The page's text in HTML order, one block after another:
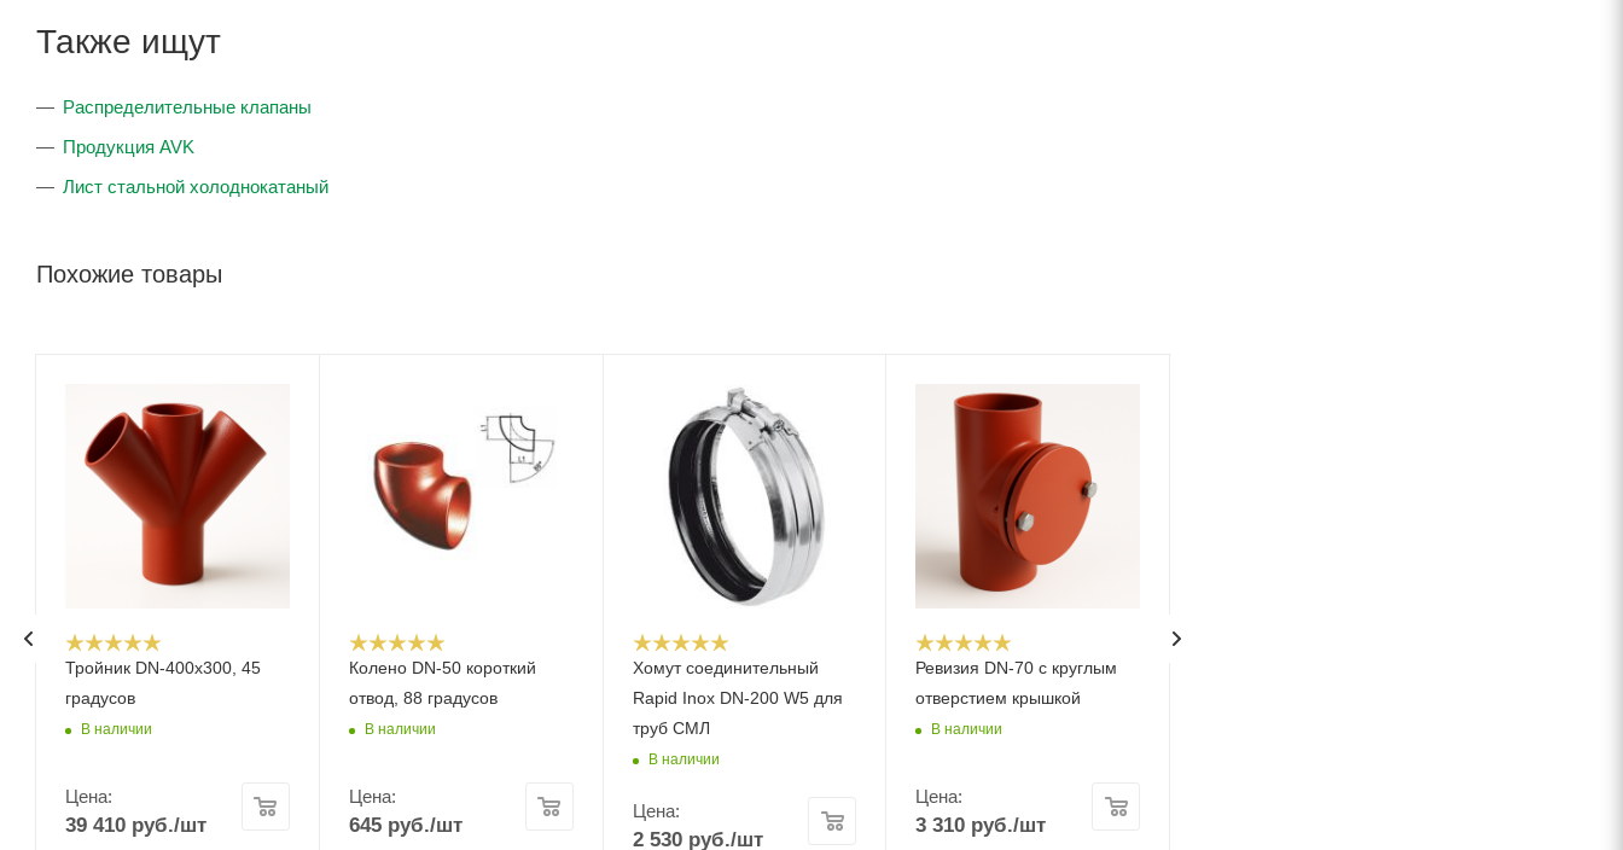
Также ищут
Распределительные клапаны
Продукция AVK
Лист стальной холоднокатаный
Похожие товары
Тройник DN-400x300, 45
градусов
В наличии
Цена:
39 410 руб./шт
Колено DN-50 короткий
отвод, 88 градусов
В наличии
Цена:
645руб./шт
Хомут соединительный
Rapid Inox DN-200 W5 для
труб СМЛ
В наличии
Цена:
2 530руб./шт
Ревизия DN-70 с круглым
отверстием крышкой
В наличии
Цена:
3 310 руб./шт